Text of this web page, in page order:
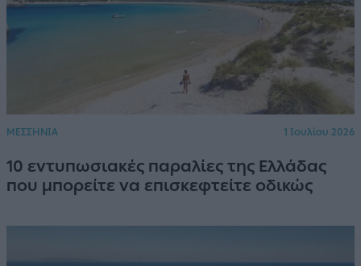
ΜΕΣΣΗΝΙΑ 1 Ιουλίου 2026
10 εντυπωσιακές παραλίες της Ελλάδας
που μπορείτε να επισκεφτείτε οδικώς